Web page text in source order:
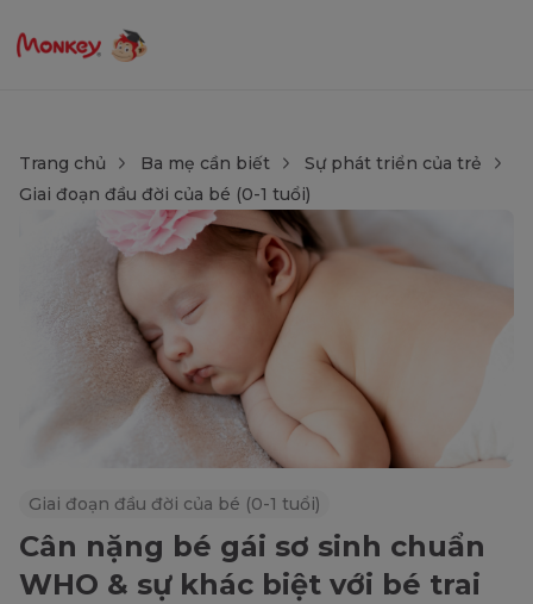
Trang chủ Ba mẹ cần biết
Sự phát triển của trẻ
Giai đoạn đầu đời của bé (0-1 tuổi)
Giai đoạn đầu đời của bé (0-1 tuổi)
Cân nặng bé gái sơ sinh chuẩn
WHO & sự khác biệt với bé trai